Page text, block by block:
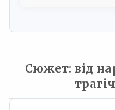
Сюжет: від